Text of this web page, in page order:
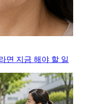
면 지금 해야 할 일